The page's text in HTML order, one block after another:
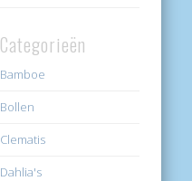
Categorieën
Bamboe
Bollen
Clematis
Dahlia's